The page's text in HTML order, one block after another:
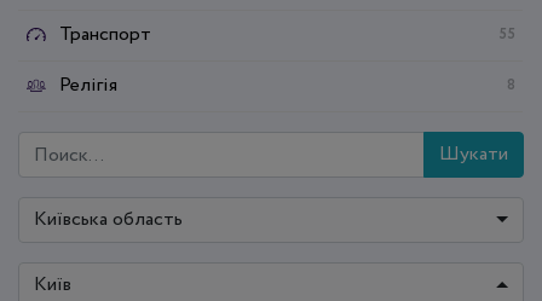
Транспорт 55
Релігія 8
Шукати
Київська область
Київ